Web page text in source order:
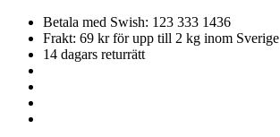
Betala med Swish: 123 333 1436
Frakt: 69 kr för upp till 2 kg inom Sverige
14 dagars returrätt